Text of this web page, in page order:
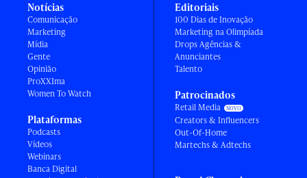
Notícias
Comunicação
Marketing
Mídia
Gente
Opinião
ProXXIma
Women To Watch
Plataformas
Podcasts
Vídeos
Webinars
Banca Digital
Editoriais
100 Dias de Inovação
Marketing na Olimpíada
Drops Agências &
Anunciantes
Talento
Patrocinados
Retail Media
Creators & Influencers
Out-Of-Home
Martechs & Adtechs